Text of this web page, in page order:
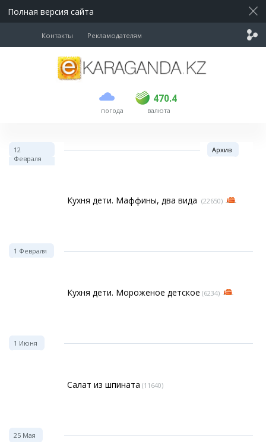
Полная версия сайта
Контакты Рекламодателям
погода
470.4
USD 468.5 470.4
EUR валюта
12
Февраля
Архив
Кухня дети. Маффины, два вида (22650)
1 Февраля
Кухня дети. Мороженое детское (6234)
1 Июня
Салат из шпината (11640)
25 Мая